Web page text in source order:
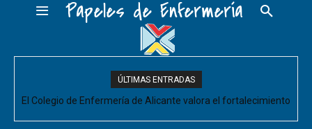
Papeles de Enfermería
ÚLTIMAS ENTRADAS
El Colegio de Enfermería de Alicante valora el fortalecimiento
acompañe de decisiones estructurales para...